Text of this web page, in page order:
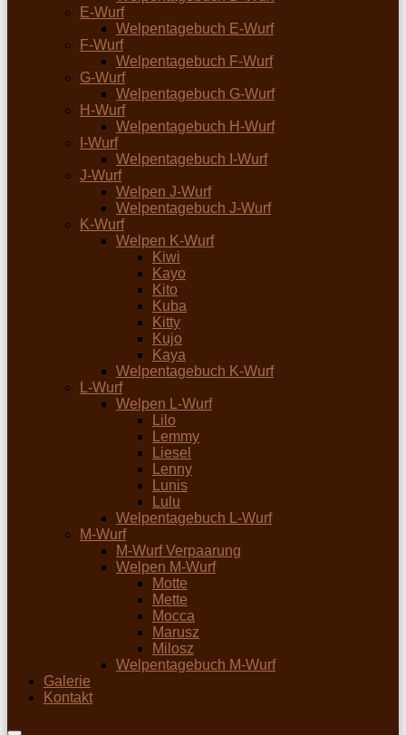
E-Wurf
Welpentagebuch E-Wurf
F-Wurf
Welpentagebuch F-Wurf
G-Wurf
Welpentagebuch G-Wurf
H-Wurf
Welpentagebuch H-Wurf
I-Wurf
Welpentagebuch I-Wurf
J-Wurf
Welpen J-Wurf
Welpentagebuch J-Wurf
K-Wurf
Welpen K-Wurf
Kiwi
Kayo
Kito
Kuba
Kitty
Kujo
Kaya
Welpentagebuch K-Wurf
L-Wurf
Welpen L-Wurf
Lilo
Lemmy
Liesel
Lenny
Lunis
Lulu
Welpentagebuch L-Wurf
M-Wurf
M-Wurf Verpaarung
Welpen M-Wurf
Motte
Mette
Mocca
Marusz
Milosz
Welpentagebuch M-Wurf
Galerie
Kontakt